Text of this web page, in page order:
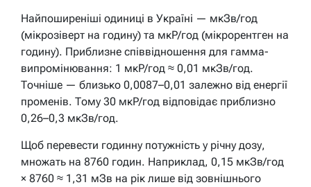
Найпоширеніші одиниці в Україні — мкЗв/год
(мікрозіверт на годину) та мкР/год (мікрорентген на
годину). Приблизне співвідношення для гамма-
випромінювання: 1 мкР/год ≈ 0,01 мкЗв/год.
Точніше — близько 0,0087–0,01 залежно від енергії
променів. Тому 30 мкР/год відповідає приблизно
0,26–0,3 мкЗв/год.
Щоб перевести годинну потужність у річну дозу,
множать на 8760 годин. Наприклад, 0,15 мкЗв/год
× 8760 ≈ 1,31 мЗв на рік лише від зовнішнього